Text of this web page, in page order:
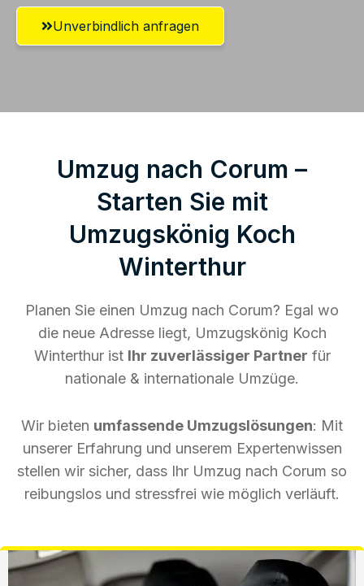
Unverbindlich anfragen
Umzug nach Corum –
Starten Sie mit
Umzugskönig Koch
Winterthur
Planen Sie einen Umzug nach Corum? Egal wo
die neue Adresse liegt, Umzugskönig Koch
Winterthur ist Ihr zuverlässiger Partner für
nationale & internationale Umzüge.
Wir bieten umfassende Umzugslösungen: Mit
unserer Erfahrung und unserem Expertenwissen
stellen wir sicher, dass Ihr Umzug nach Corum so
reibungslos und stressfrei wie möglich verläuft.